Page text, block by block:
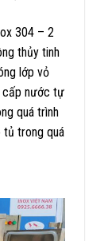
304 – 2
thủy tinh
lớp vỏ
cấp nước tự
quá trình
trong quá